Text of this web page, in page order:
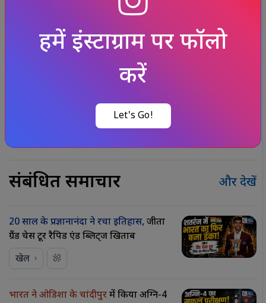
हमें इंस्टाग्राम पर फॉलो
करें
Let's Go!
इस्तेमाल किया जाए तो AI न सिर्फ समय बचा सकता है,
बल्कि ज्यादा मुनाफा भी दिला सकता है।
Published at : 30 Mar 2026, 07:43 am (IST)
/#news today
संबंधित समाचार और देखें
20 साल के प्रज्ञानानंदा ने रचा इतिहास,जीता
ग्रैंड चेस टूर रैपिड एंड ब्लिट्ज खिताब
खेल
भारत ने ओडिशा के चांदीपुरमें किया अग्नि-4